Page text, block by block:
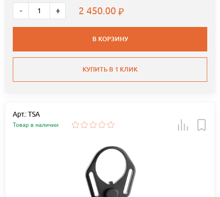
- + 2 450.00
В КОРЗИНУ
КУПИТЬ В 1 КЛИК
Арт.: TSA
Товар в наличии